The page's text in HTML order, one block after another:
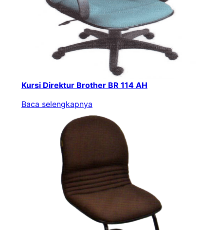
Kursi Direktur Brother BR 114 AH
Baca selengkapnya